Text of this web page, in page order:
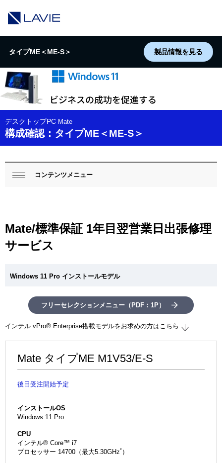
タイプME＜ME-S＞ 製品情報を見る
構成確認：タイプME＜ME-S＞
デスクトップPC Mate
ー
ョ
コンテンツメニュー
Mate/標準保証 1年目翌営業日出張修理
サービス
Windows 11 Pro インストールモデル
フリーセレクションメニュー（PDF：1P）
インテル vPro® Enterprise搭載モデルをお求めの方はこちら
Mate タイプME M1V53/E-S
後日受注開始予定
インストールOS
Windows 11 Pro
CPU
インテル® Core™ i7
プロセッサー 14700（最大5.30GHz*）